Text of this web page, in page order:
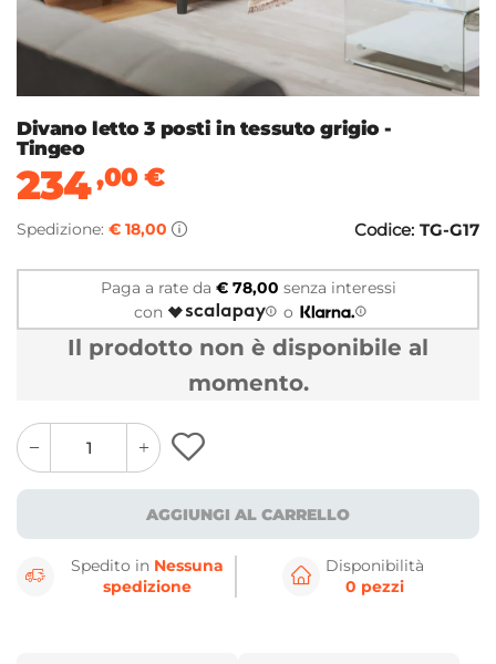
Divano letto 3 posti in tessuto grigio -
Tingeo
234,00€
Spedizione: € 18,00 Codice: TG-G17
Paga a rate da € 78,00 senza interessi
con
o
Il prodotto non è disponibile al
momento.
quantity
button
quantity
minus
button
AGGIUNGI AL CARRELLO
Spedito in Nessuna
spedizione
Disponibilità
0 pezzi